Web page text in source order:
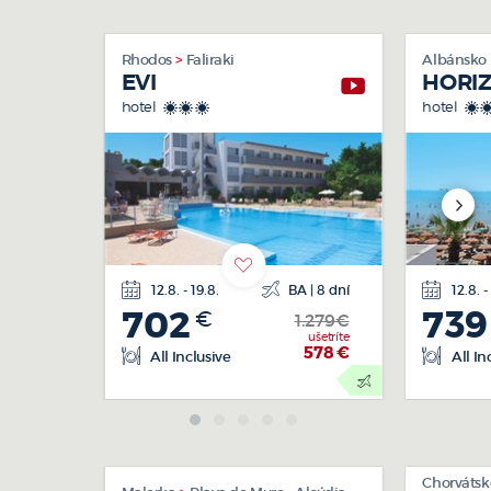
Rhodos Faliraki
EVI
hotel ***
12.8. - 19.8.
702 € 1.279€
ušetríte
578€
All Inclusive
letecká
doprava
BA | 8 dní
Albánsko
hotel
12.8. -
739
All